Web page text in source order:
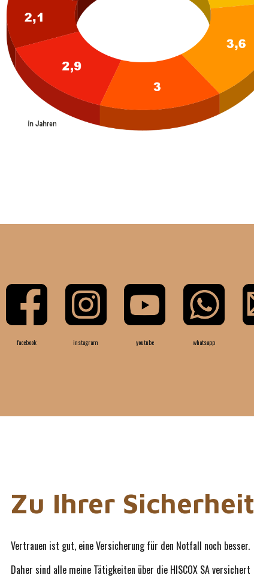
facebook instagram youtube whatsapp
Zu Ihrer Sicherheit
Vertrauen ist gut, eine Versicherung für den Notfall noch besser.
Daher sind alle meine Tätigkeiten über die HISCOX SA versichert